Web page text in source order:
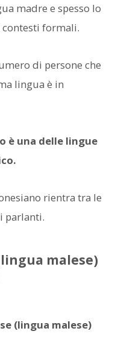
madre e spesso lo
contesti formali.
di persone che
lingua è in
è una delle lingue
rientra tra le
parlanti.
malese)
(lingua malese)